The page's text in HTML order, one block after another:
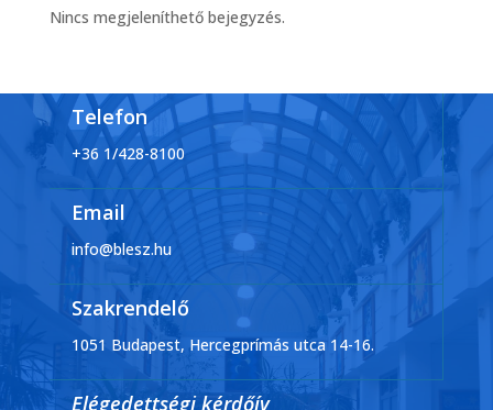
Nincs megjeleníthető bejegyzés.
Telefon
+36 1/428-8100
Email
info@blesz.hu
Szakrendelő
1051 Budapest, Hercegprímás utca 14-16.
Elégedettségi kérdőív